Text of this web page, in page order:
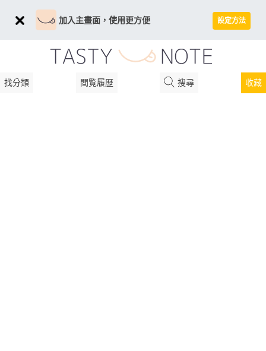
加入主畫面，使用更方便 設定方法
找分類 閲覧履歴 搜尋 收藏